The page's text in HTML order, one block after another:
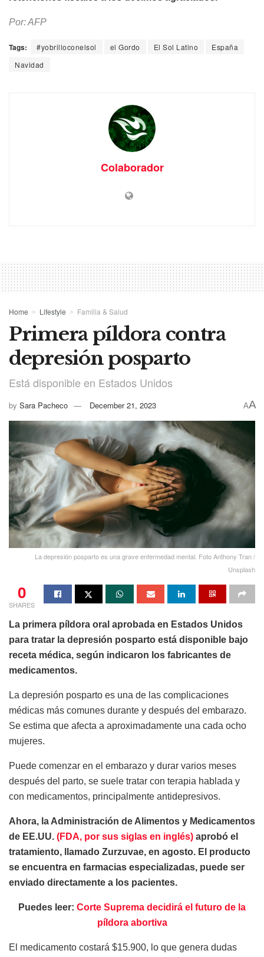
Por: AFP
Tags: #yobrilloconelsol el Gordo El Sol Latino
España
Navidad
Colaborador
Home Lifestyle Familia & Salud
Primera píldora contra
depresión posparto
Está disponible en Estados Unidos
by Sara Pacheco December 21, 2023 AA
La depresión posparto es una grave enfermedad mental. Foto Anthony Tran /
Unsplash
0
SHARES
La primera píldora oral aprobada en Estados Unidos
para tratar la depresión posparto está disponible bajo
receta médica, según indicaron los fabricantes de
medicamentos.
La depresión posparto es una de las complicaciones
médicas más comunes durante y después del embarazo.
Se estima que afecta a aproximadamente una cada ocho
mujeres.
Puede comenzar en el embarazo y durar varios meses
después del parto, se suele tratar con terapia hablada y
con medicamentos, principalmente antidepresivos.
Ahora, la Administración de Alimentos y Medicamentos
de EE.UU. (FDA, por sus siglas en inglés) aprobó el
tratamiento, llamado Zurzuvae, en agosto. El producto
se encuentra en farmacias especializadas, puede ser
enviado directamente a los pacientes.
Puedes leer: Corte Suprema decidirá el futuro de la
píldora abortiva
El medicamento costará $15.900, lo que genera dudas